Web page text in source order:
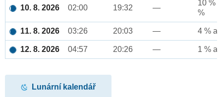
10. 8. 2026 02:00 19:32 —
10 %
%
11. 8. 2026 03:26 20:03 — 4 %
12. 8. 2026 04:57 20:26 — 1 %
Lunární kalendář